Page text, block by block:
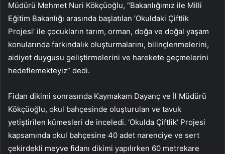
Müdürü Mehmet Nuri Kökçüoğlu, “Bakanlığımız ile Milli
Eğitim Bakanlığı arasında başlatılan ‘Okuldaki Çiftlik
Projesi’ ile çocukların tarım, orman, doğa ve doğal yaşam
konularında farkındalık oluşturmalarını, bilinçlenmelerini,
aidiyet duygusu geliştirmelerini ve harekete geçmelerini
hedeflemekteyiz” dedi.
Fidan dikimi sonrasında Kaymakam Dayanç ve İl Müdürü
Kökçüoğlu, okul bahçesinde oluşturulan ve tavuk
yetiştirilen kümesleri de inceledi. ‘Okulda Çiftlik’ Projesi
kapsamında okul bahçesine 40 adet narenciye ve sert
çekirdekli meyve fidanı dikimi yapılırken 60 metrekare